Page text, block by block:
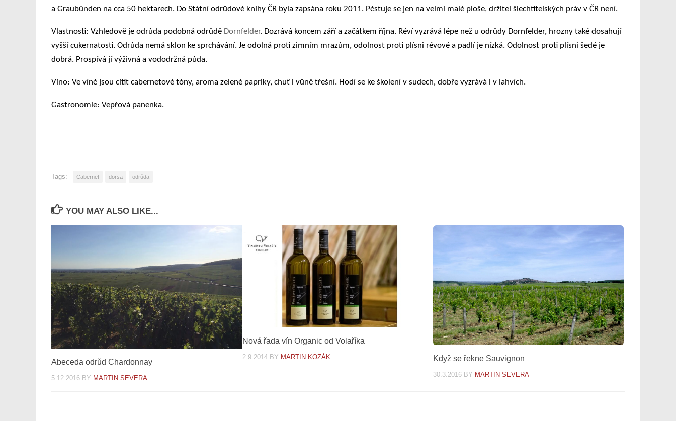
a Graubünden na cca 50 hektarech. Do Státní odrůdové knihy ČR byla zapsána roku 2011. Pěstuje se jen na velmi malé ploše, držitel šlechtitelských práv v ČR není.
Vlastnosti: Vzhledově je odrůda podobná odrůdě Dornfelder. Dozrává koncem září a začátkem října. Réví vyzrává lépe než u odrůdy Dornfelder, hrozny také dosahují
vyšší cukernatosti. Odrůda nemá sklon ke sprchávání. Je odolná proti zimním mrazům, odolnost proti plísni révové a padlí je nízká. Odolnost proti plísni šedé je
dobrá. Prospívá jí výživná a vododržná půda.
Víno: Ve víně jsou cítit cabernetové tóny, aroma zelené papriky, chuť i vůně třešní. Hodí se ke školení v sudech, dobře vyzrává i v lahvích.
Gastronomie: Vepřová panenka.
Tags: Cabernet dorsa odrůda
YOU MAY ALSO LIKE...
Abeceda odrůd Chardonnay
5.12.2016 BY MARTIN SEVERA
Nová řada vín Organic od Volaříka
2.9.2014BY MARTIN KOZÁK Když se řekne Sauvignon
30.3.2016 BY MARTIN SEVERA